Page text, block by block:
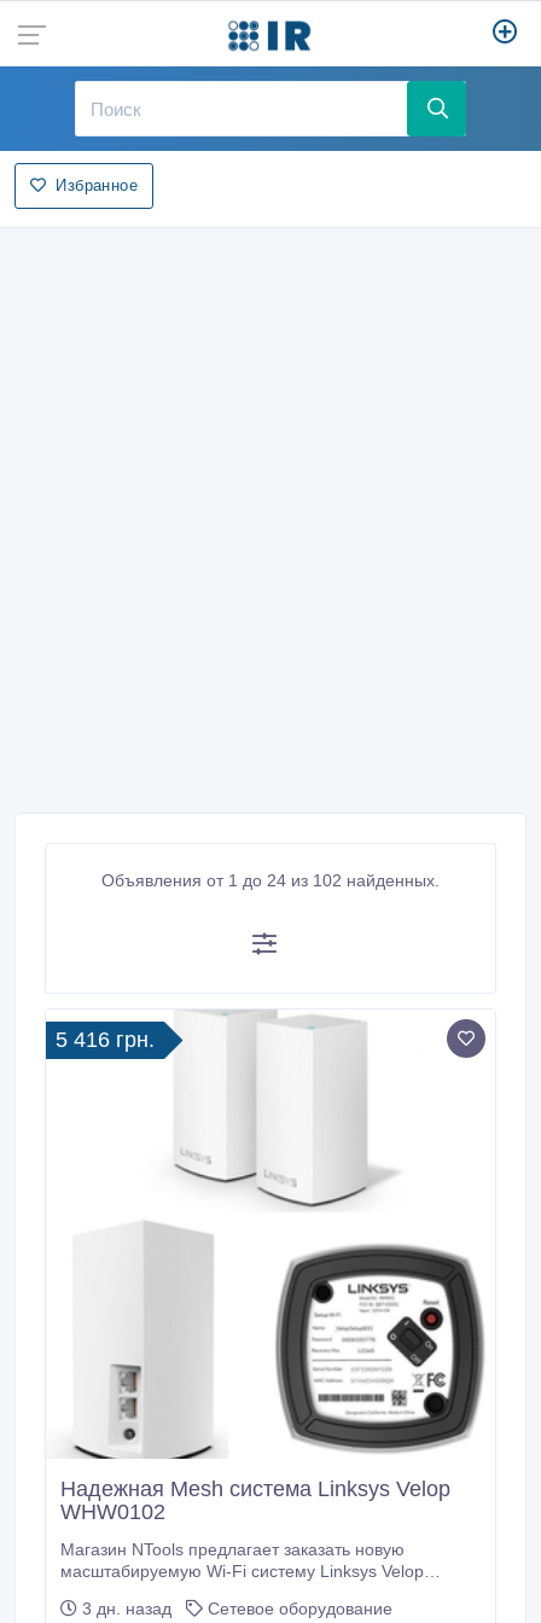
Избранное
Объявления от 1 до 24 из 102 найденных.
5 416 грн.
Надежная Mesh система Linksys Velop
WHW0102
Магазин NTools предлагает заказать новую
масштабируемую Wi-Fi систему Linksys Velop
и управляется. Главные технические
3 дн. назад
Сетевое оборудование